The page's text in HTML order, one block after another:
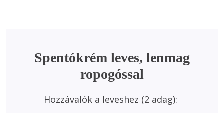
Spentókrém leves, lenmag
ropogóssal
Hozzávalók a leveshez (2 adag):